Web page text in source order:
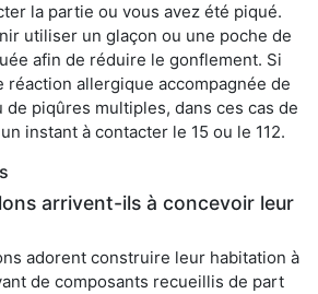
la partie ou vous avez été piqué.
utiliser un glaçon ou une poche de
afin de réduire le gonflement. Si
réaction allergique accompagnée de
piqûres multiples, dans ces cas de
instant à contacter le 15 ou le 112.
arrivent-ils à concevoir leur
adorent construire leur habitation à
de composants recueillis de part